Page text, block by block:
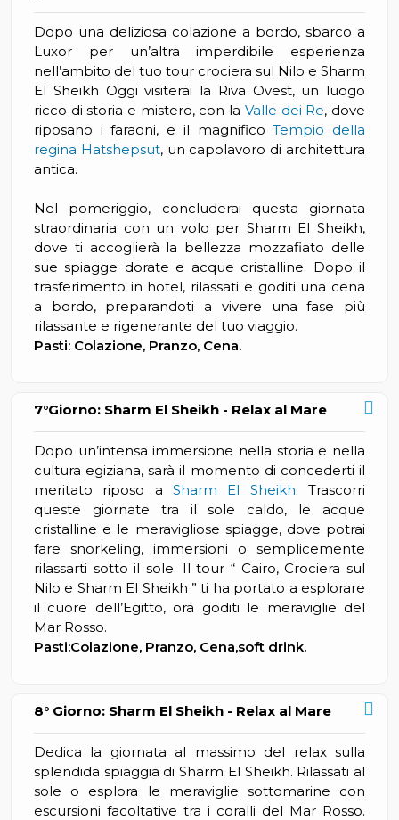
Dopo una deliziosa colazione a bordo, sbarco a
Luxor per un’altra imperdibile esperienza
nell’ambito del tuo tour crociera sul Nilo e Sharm
El Sheikh Oggi visiterai la Riva Ovest, un luogo
ricco di storia e mistero, con la Valle dei Re, dove
riposano i faraoni, e il magnificoTempio della
regina Hatshepsut, un capolavoro di architettura
antica.
Nel pomeriggio, concluderai questa giornata
straordinaria con un volo per Sharm El Sheikh,
dove ti accoglierà la bellezza mozzafiato delle
sue spiagge dorate e acque cristalline. Dopo il
trasferimento in hotel, rilassati e goditi una cena
a bordo, preparandoti a vivere una fase più
rilassante e rigenerante del tuo viaggio.
Pasti: Colazione, Pranzo, Cena.
7°Giorno: Sharm El Sheikh - Relax al Mare
Dopo un’intensa immersione nella storia e nella
cultura egiziana, sarà il momento di concederti il
meritato riposo a Sharm El Sheikh. Trascorri
queste giornate tra il sole caldo, le acque
cristalline e le meravigliose spiagge, dove potrai
fare snorkeling, immersioni o semplicemente
rilassarti sotto il sole. Il tour “ Cairo, Crociera sul
Nilo e Sharm El Sheikh ” ti ha portato a esplorare
il cuore dell’Egitto, ora goditi le meraviglie del
Mar Rosso.
Pasti:Colazione, Pranzo, Cena,soft drink.
8° Giorno: Sharm El Sheikh - Relax al Mare
Dedica la giornata al massimo del relax sulla
splendida spiaggia di Sharm El Sheikh. Rilassati al
sole o esplora le meraviglie sottomarine con
escursioni facoltative tra i coralli del Mar Rosso.